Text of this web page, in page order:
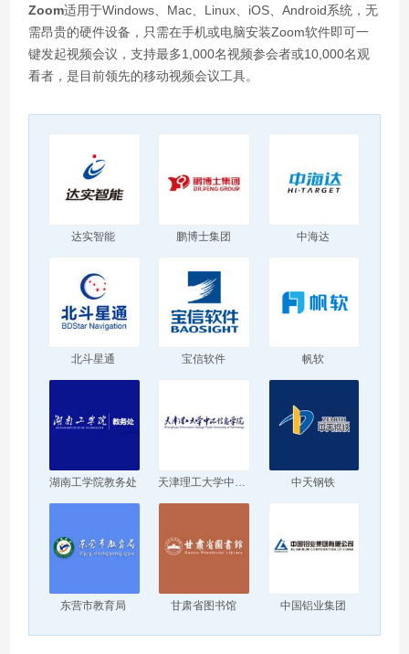
Zoom适用于Windows、Mac、Linux、iOS、Android系统，无
需昂贵的硬件设备，只需在手机或电脑安装Zoom软件即可一
键发起视频会议，支持最多1,000名视频参会者或10,000名观
看者，是目前领先的移动视频会议工具。
达实智能 鹏博士集团 中海达
北斗星通 宝信软件 帆软
湖南工学院教务处 天津理工大学中环信息学院 中天钢铁
东营市教育局 甘肃省图书馆 中国铝业集团